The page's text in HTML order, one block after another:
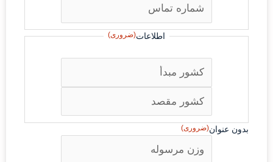
اطلاعات(ضروری)
بدون عنوان(ضروری)